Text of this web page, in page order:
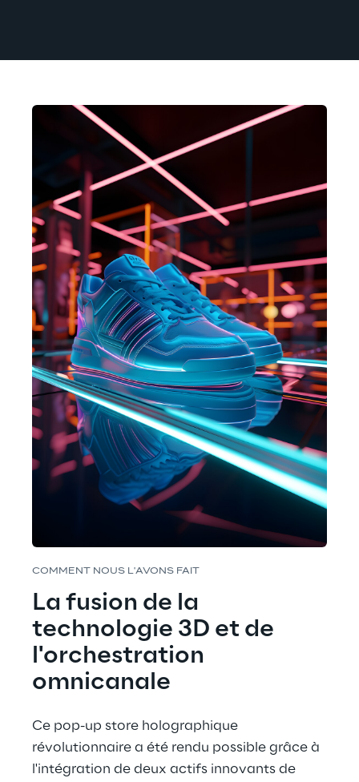
COMMENT NOUS L'AVONS FAIT
La fusion de la
technologie 3D et de
l'orchestration
omnicanale
Ce pop-up store holographique
révolutionnaire a été rendu possible grâce à
l'intégration de deux actifs innovants de